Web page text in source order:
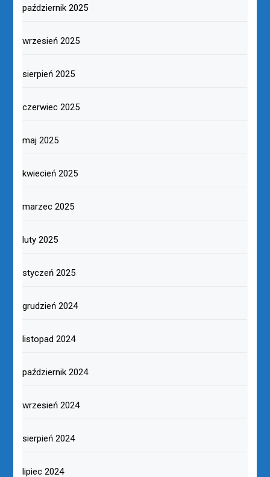
październik 2025
wrzesień 2025
sierpień 2025
czerwiec 2025
maj 2025
kwiecień 2025
marzec 2025
luty 2025
styczeń 2025
grudzień 2024
listopad 2024
październik 2024
wrzesień 2024
sierpień 2024
lipiec 2024